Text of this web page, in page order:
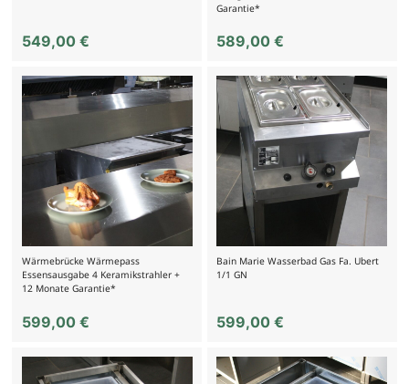
549,00 €
Garantie*
589,00€
Wärmebrücke Wärmepass
Essensausgabe 4 Keramikstrahler +
12 Monate Garantie*
599,00 €
Bain Marie Wasserbad Gas Fa. Ubert
1/1 GN
599,00€